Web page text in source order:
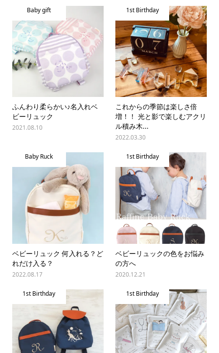
Baby gift
ふんわり柔らかい♪名入れベ
ビーリュック
2021.08.10
1st Birthday
これからの季節は楽しさ倍
増！！ 光と影で楽しむアクリ
ル積み木...
2022.03.30
Baby Ruck
ベビーリュック 何入れる？ど
れだけ入る？
2022.08.17
1st Birthday
ベビーリュックの色をお悩み
の方へ
2020.12.21
1st Birthday 1st Birthday